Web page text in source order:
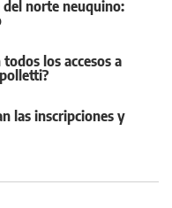
norte neuquino:
los accesos a
las inscripciones y